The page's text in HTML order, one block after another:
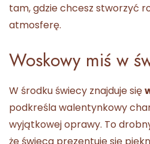
tam, gdzie chcesz stworzyć
atmosferę.
Woskowy miś w
W środku świecy znajduje się
podkreśla walentynkowy
wyjątkowej oprawy. To
że świeca prezentuje się